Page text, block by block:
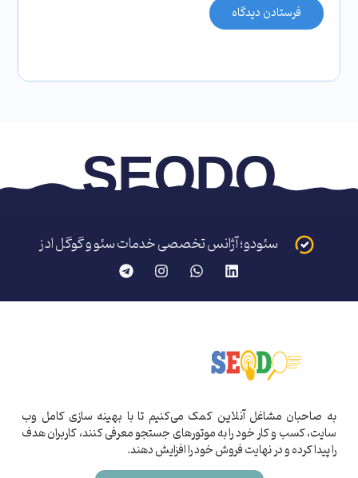
SEODO
سئودو؛ آژانس تخصصی خدمات سئو و گوگل ادز
به صاحبان مشاغل آنلاین کمک می‌کنیم تا با بهینه‌ سازی کامل وب
سایت، کسب و کار خود را به موتورهای جستجو معرفی کنند، کاربران هدف
را پیدا کرده و در نهایت فروش خود را افزایش دهند.